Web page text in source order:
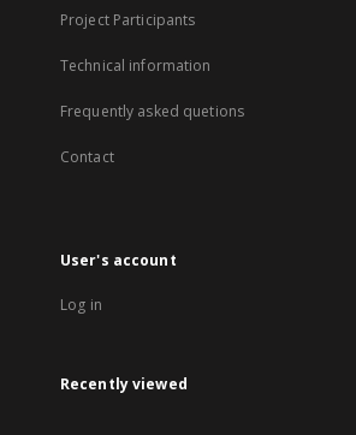
Project Participants
Technical information
Frequently asked quetions
Contact
User's account
Log in
Recently viewed